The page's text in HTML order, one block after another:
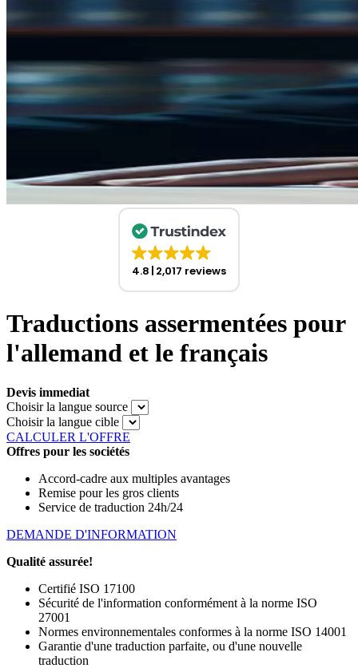
4.8 2,017 reviews
Traductions assermentées pour
l'allemand et le français
Devis immediat
Choisir la langue source
Choisir la langue cible
CALCULER L'OFFRE
Offres pour les sociétés
Accord-cadre aux multiples avantages
Remise pour les gros clients
Service de traduction 24h/24
DEMANDE D'INFORMATION
Qualité assurée!
Certifié ISO 17100
Sécurité de l'information conformément à la norme ISO
27001
Normes environnementales conformes à la norme ISO 14001
Garantie d'une traduction parfaite, ou d'une nouvelle
traduction